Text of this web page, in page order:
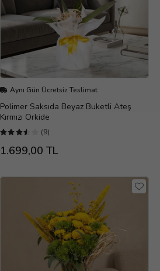
Aynı Gün Ücretsiz Teslimat
Polimer Saksıda Beyaz Buketli Ateş
Kırmızı Orkide
(9)
1.699,00 TL